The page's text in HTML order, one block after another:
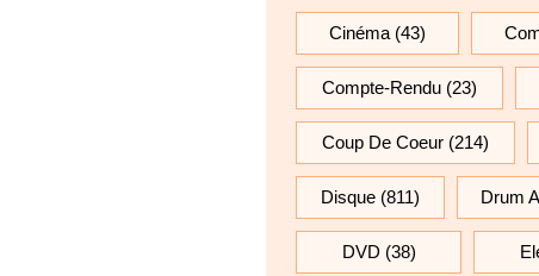
Cinéma (43)
Compte-Rendu (23)
Coup De Coeur(214)
Disque(811) Drum
DVD (38)